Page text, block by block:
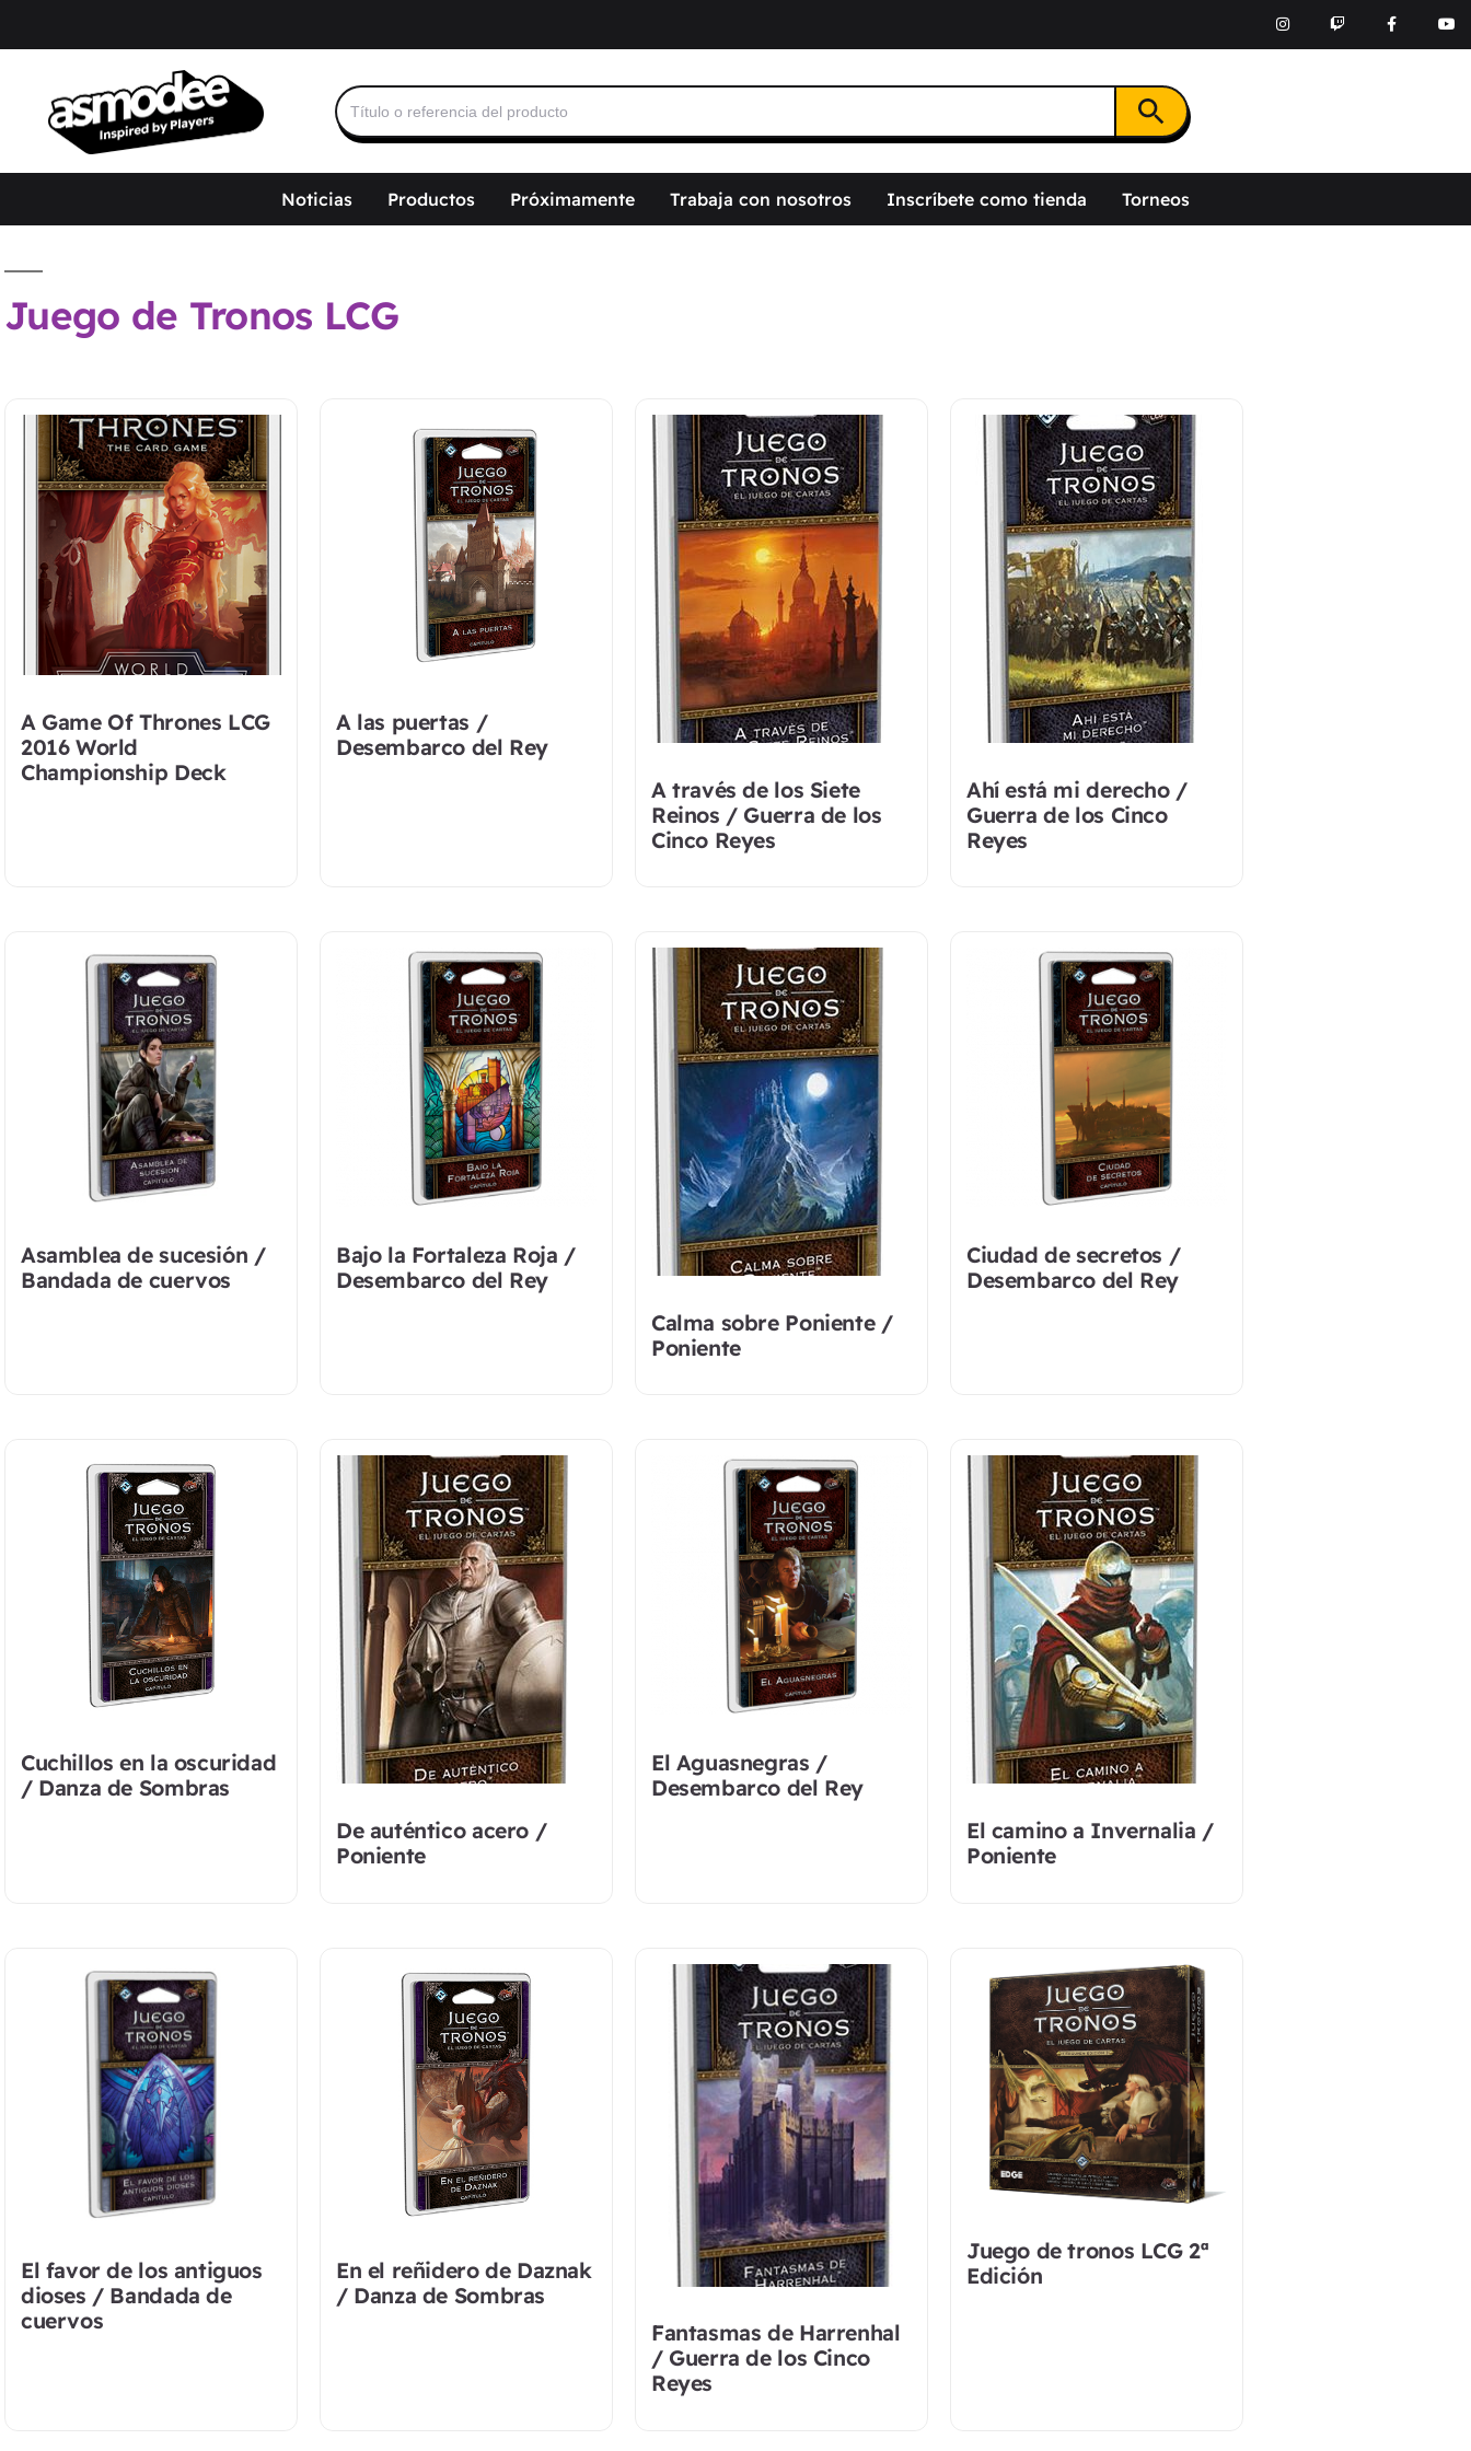
Buscar: Botón de búsqueda
Noticias Productos Próximamente Trabaja con nosotros Inscríbete como tienda Torneos
Juego de Tronos LCG
A Game Of Thrones LCG
2016 World
Championship Deck
A las puertas /
Desembarco del Rey
A través de los Siete
Reinos / Guerra de los
Cinco Reyes
Ahí está mi derecho /
Guerra de los Cinco
Reyes
Asamblea de sucesión /
Bandada de cuervos
Bajo la Fortaleza Roja /
Desembarco del Rey
Calma sobre Poniente /
Poniente
Ciudad de secretos /
Desembarco del Rey
Cuchillos en la oscuridad
/ Danza de Sombras
De auténtico acero /
Poniente
El Aguasnegras /
Desembarco del Rey
El camino a Invernalia /
Poniente
El favor de los antiguos
dioses / Bandada de
cuervos
En el reñidero de Daznak
/ Danza de Sombras
Fantasmas de Harrenhal
/ Guerra de los Cinco
Reyes
Juego de tronos LCG 2ª
Edición